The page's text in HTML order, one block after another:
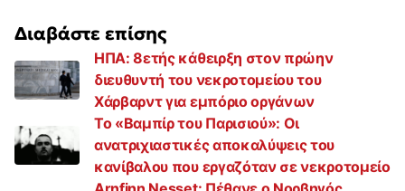
Διαβάστε επίσης
ΗΠΑ: 8ετής κάθειρξη στον πρώην
διευθυντή του νεκροτομείου του
Χάρβαρντ για εμπόριο οργάνων
Το «Βαμπίρ του Παρισιού»: Οι
ανατριχιαστικές αποκαλύψεις του
κανίβαλου που εργαζόταν σε νεκροτομείο